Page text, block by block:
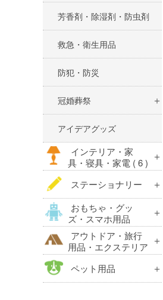
芳香剤・除湿剤・防虫剤
救急・衛生用品
防犯・防災
冠婚葬祭
アイデアグッズ
インテリア・家
具・寝具・家電 ( 6 )
ステーショナリー
おもちゃ・グッ
ズ・スマホ用品
アウトドア・旅行
用品・エクステリア
ペット用品